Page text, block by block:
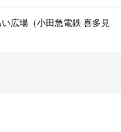
広場（小田急電鉄 喜多見